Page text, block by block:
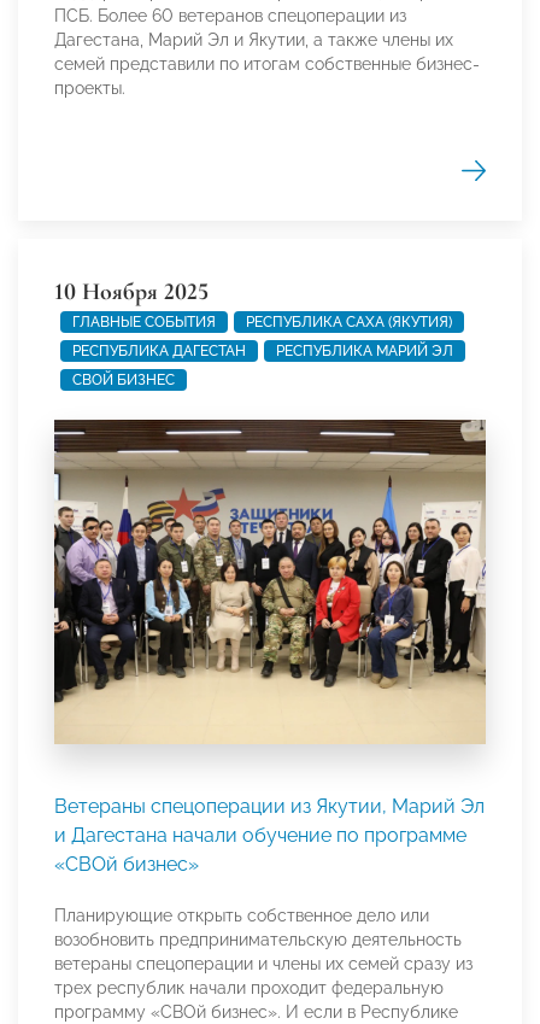
ПСБ. Более 60 ветеранов спецоперации из
Дагестана, Марий Эл и Якутии, а также члены их
семей представили по итогам собственные бизнес-
проекты.
10 Ноября 2025
ГЛАВНЫЕ СОБЫТИЯ
РЕСПУБЛИКА САХА (ЯКУТИЯ)
РЕСПУБЛИКА ДАГЕСТАН
РЕСПУБЛИКА МАРИЙ ЭЛ
СВОЙ БИЗНЕС
Ветераны спецоперации из Якутии, Марий Эл
и Дагестана начали обучение по программе
«СВОй бизнес»
Планирующие открыть собственное дело или
возобновить предпринимательскую деятельность
ветераны спецоперации и члены их семей сразу из
трех республик начали проходит федеральную
программу «СВОй бизнес». И если в Республике